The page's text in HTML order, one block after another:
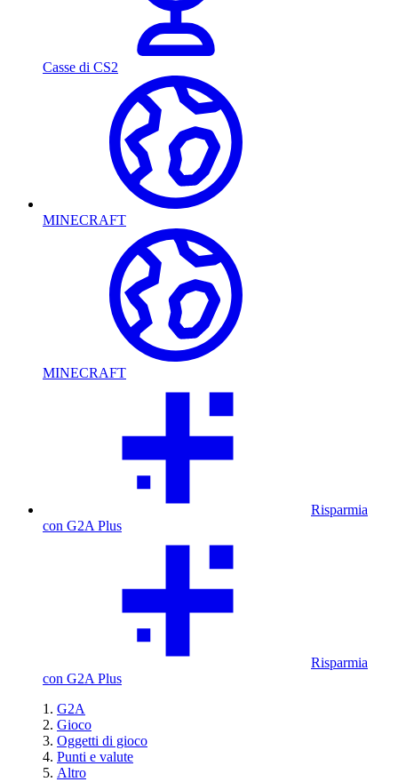
Casse di CS2
MINECRAFT
MINECRAFT
Risparmia
con G2A Plus
Risparmia
con G2A Plus
G2A
Gioco
Oggetti di gioco
Punti e valute
Altro